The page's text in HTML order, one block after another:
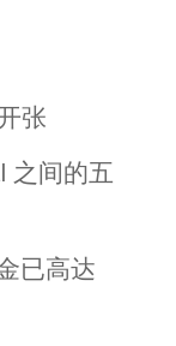
张
之间的五
已高达